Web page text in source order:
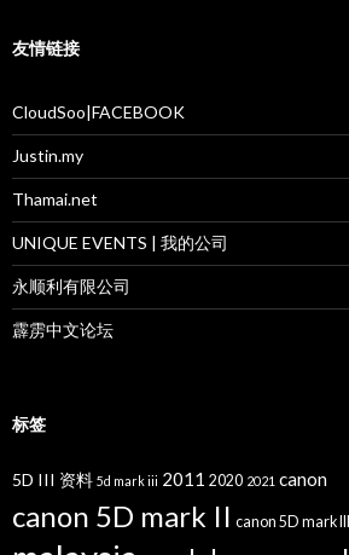
友情链接
CloudSoo|FACEBOOK
Justin.my
Thamai.net
UNIQUE EVENTS | 我的公司
永顺利有限公司
霹雳中文论坛
标签
5D III 资料 5d mark iii 2011 2020 2021 canon
canon 5D mark II canon 5D mark III